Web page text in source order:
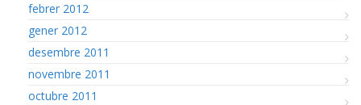
febrer 2012
gener 2012
desembre 2011
novembre 2011
octubre 2011